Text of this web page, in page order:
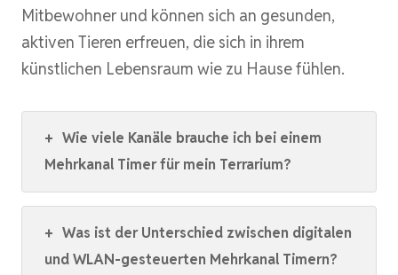
Mitbewohner und können sich an gesunden,
aktiven Tieren erfreuen, die sich in ihrem
künstlichen Lebensraum wie zu Hause fühlen.
+ Wie viele Kanäle brauche ich bei einem
Mehrkanal Timer für mein Terrarium?
+ Was ist der Unterschied zwischen digitalen
und WLAN-gesteuerten Mehrkanal Timern?